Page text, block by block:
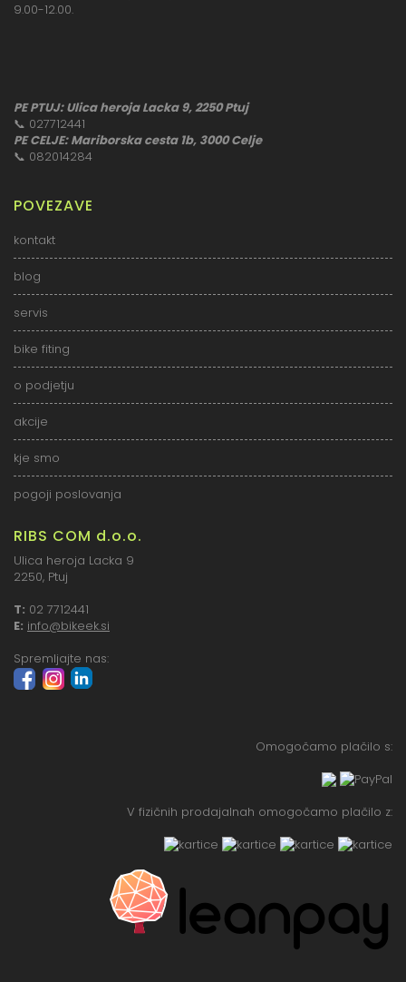
9.00-12.00.
PE PTUJ: Ulica heroja Lacka 9, 2250 Ptuj
📞 027712441
PE CELJE: Mariborska cesta 1b, 3000 Celje
📞 082014284
POVEZAVE
kontakt
blog
servis
bike fiting
o podjetju
akcije
kje smo
pogoji poslovanja
RIBS COM d.o.o.
Ulica heroja Lacka 9
2250, Ptuj
T: 02 7712441
E: info@bikeek.si
Spremljajte nas:
Omogočamo plačilo s:
V fizičnih prodajalnah omogočamo plačilo z: